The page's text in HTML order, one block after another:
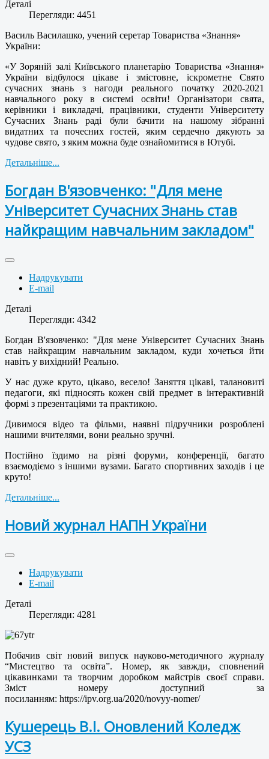
Деталі
Перегляди: 4451
Василь Василашко, учений серетар Товариства «Знання»
України:
«У Зоряній залі Київського планетарію Товариства «Знання»
України відбулося цікаве і змістовне, іскрометне Свято
сучасних знань з нагоди реального початку 2020-2021
навчального року в системі освіти! Організатори свята,
керівники і викладачі, працівники, студенти Університету
Сучасних Знань раді були бачити на нашому зібранні
видатних та почесних гостей, яким сердечно дякують за
чудове свято, з яким можна буде ознайомитися в Ютубі.
Детальніше...
Богдан В'язовченко: "Для мене
Університет Сучасних Знань став
найкращим навчальним закладом"
Надрукувати
E-mail
Деталі
Перегляди: 4342
Богдан В'язовченко: "Для мене Університет Сучасних Знань
став найкращим навчальним закладом,куди хочеться йти
навіть у вихідний! Реально.
У нас дуже круто, цікаво, весело! Заняття цікаві, талановиті
педагоги, які підносять кожен свій предмет в інтерактивній
формі з презентаціями та практикою.
Дивимося відео та фільми, наявні підручники розроблені
нашими вчителями, вони реально зручні.
Постійно їздимо на різні форуми, конференції, багато
взаємодіємо з іншими вузами. Багато спортивних заходів і це
круто!
Детальніше...
Новий журнал НАПН України
Надрукувати
E-mail
Деталі
Перегляди: 4281
Побачив світ новий випуск науково-методичного журналу
“Мистецтво та освіта”. Номер, як завжди, сповнений
цікавинками та творчим доробком майстрів своєї справи.
Зміст номеру доступний за
посиланням: https://ipv.org.ua/2020/novyy-nomer/
Кушерець В.І. Оновлений Коледж
УСЗ